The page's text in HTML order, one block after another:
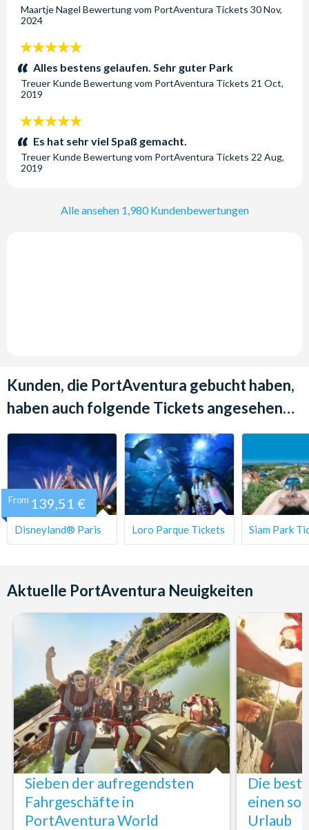
Maartje Nagel Bewertung vom PortAventura Tickets 30 Nov,
2024
5
Sterne:
Alles bestens gelaufen. Sehr guter Park
Treuer KundeBewertung vom PortAventura Tickets 21 Oct,
2019
5
Sterne:
Es hat sehr viel Spaß gemacht.
Treuer KundeBewertung vom PortAventura Tickets 22 Aug,
2019
Alle ansehen 1,980 Kundenbewertungen
Kunden, die PortAventura gebucht haben,
haben auch folgende Tickets angesehen…
Disneyland® Paris
From 139,51 €
Loro Parque Tickets Siam Park
Aktuelle PortAventura Neuigkeiten
Sieben der aufregendsten
Fahrgeschäfte in
PortAventura World
Die
einen
Urlaub